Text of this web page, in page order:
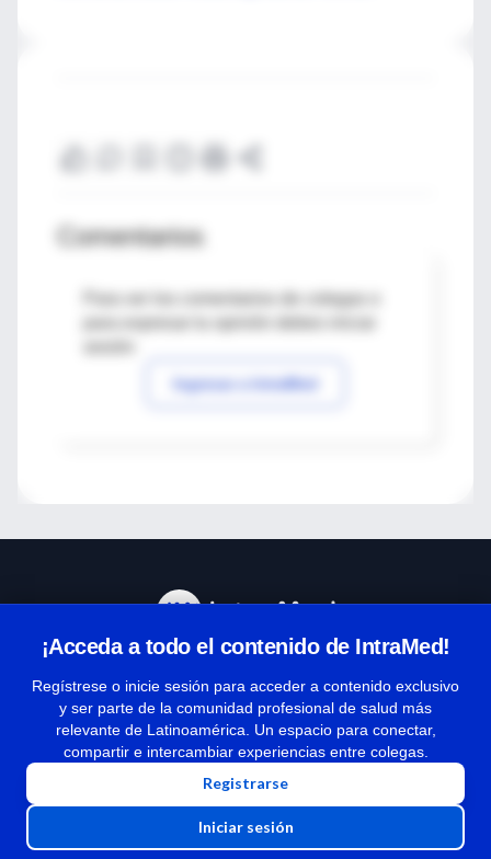
Comentarios
Para ver los comentarios de colegas o
Ingresar a IntraMed
¡Acceda a todo el contenido de IntraMed!
Regístrese o inicie sesión para acceder a contenido exclusivo
y ser parte de la comunidad profesional de salud más
relevante de Latinoamérica. Un espacio para conectar,
compartir e intercambiar experiencias entre colegas.
Registrarse
Iniciar sesión
Términos y condiciones
| Políticas de privacidad
| Todos los derechos reservados | Copyright 1997-2026